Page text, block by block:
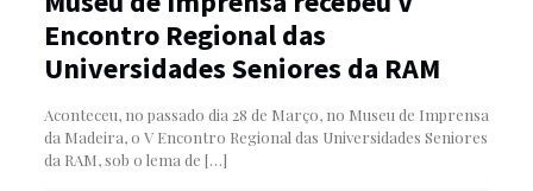
Encontro Regional das
Universidades Seniores da RAM
Aconteceu, no passado dia 28 de Março, no Museu de Imprensa
da Madeira, o V Encontro Regional das Universidades Seniores
da RAM, sob o lema de […]